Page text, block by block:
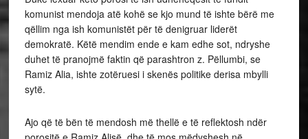
komunist mendoja atë kohë se kjo mund të ishte bërë me
qëllim nga ish komunistët për të denigruar liderët
demokratë. Këtë mendim ende e kam edhe sot, ndryshe
duhet të pranojmë faktin që parashtron z. Pëllumbi, se
Ramiz Alia, ishte zotëruesi i skenës politike derisa mbylli
sytë.
Ajo që të bën të mendosh më thellë e të reflektosh ndër